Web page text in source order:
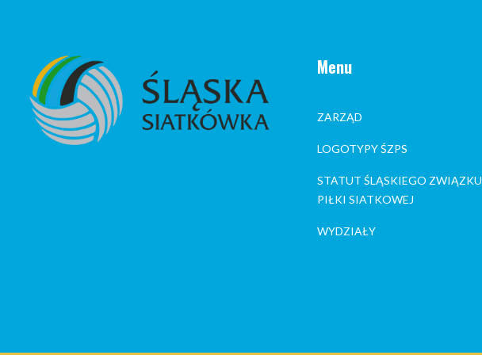
Menu
ZARZĄD
LOGOTYPY ŚZPS
STATUT ŚLĄSKIEGO ZWIĄZKU
PIŁKI SIATKOWEJ
WYDZIAŁY